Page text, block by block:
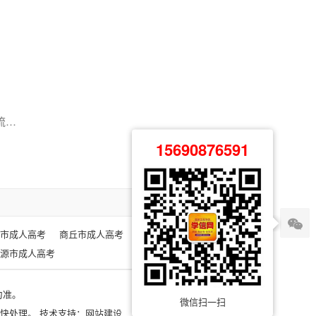
2026年新乡参加成人高考需要什么条件？（含报名方法和流程）
成人高考 商丘市成人高考
开封市成人高考
市成人高考
。
处理。 技术支持： 网站建设
15690876591
微信扫一扫